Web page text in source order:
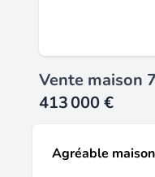
Vente maison
413 000 €
Agréable